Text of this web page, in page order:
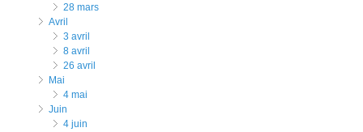
28 mars
avril
3 avril
8 avril
26 avril
mai
4 mai
juin
4 juin